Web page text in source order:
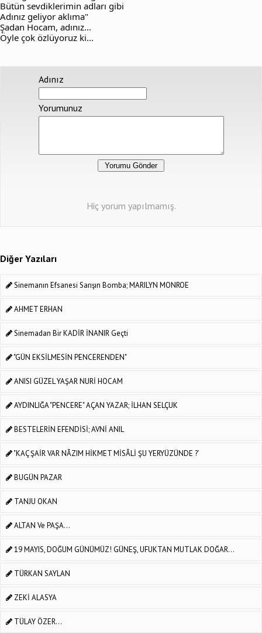
Bütün sevdiklerimin adları gibi
Adınız geliyor aklıma"
Şadan Hocam, adınız...
Öyle çok özlüyoruz ki...
Adınız
Yorumunuz
Hiç yorum yapılmamış.
Diğer Yazıları
Sinemanın Efsanesi Sarışın Bomba; MARILYN MONROE
AHMET ERHAN
Sinemadan Bir KADİR İNANIR Geçti
"GÜN EKSİLMESİN PENCERENDEN"
ANISI GÜZEL YAŞAR NURİ HOCAM
AYDINLIĞA "PENCERE" AÇAN YAZAR; İLHAN SELÇUK
BESTELERİN EFENDİSİ; AVNİ ANIL
"KAÇ ŞAİR VAR NÂZIM HİKMET MİSÂLİ ŞU YERYÜZÜNDE ?’
BUGÜN PAZAR
TANJU OKAN
ALTAN Ve PAŞA...
19 MAYIS, DOĞUM GÜNÜMÜZ! GÜNEŞ, UFUKTAN MUTLAK DOĞAR…
TÜRKAN SAYLAN
ZEKİ ALASYA
TÜLAY ÖZER...